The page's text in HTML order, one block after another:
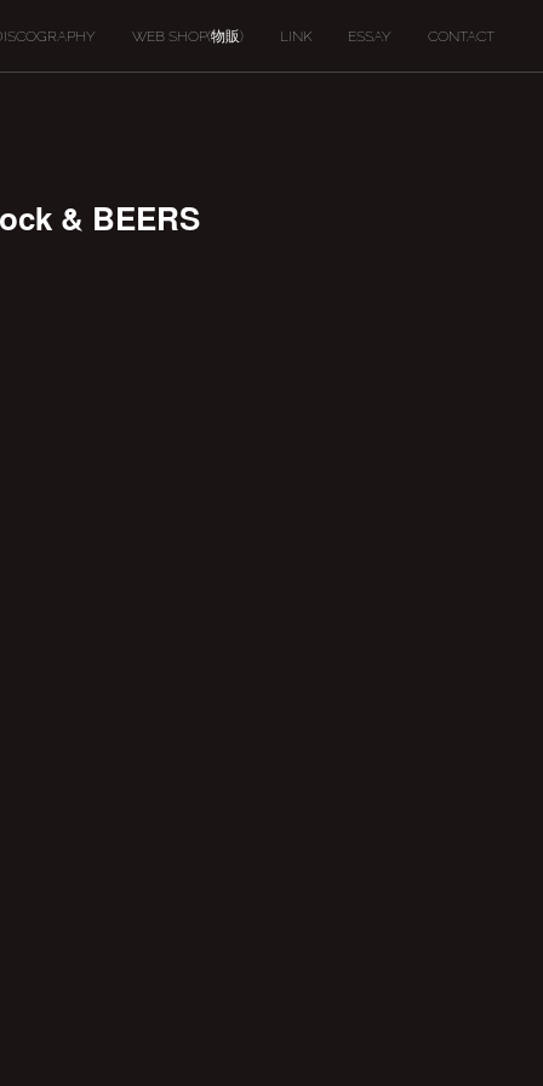
WEB SHOP(物販) LINK ESSAY CONTACT
& BEERS